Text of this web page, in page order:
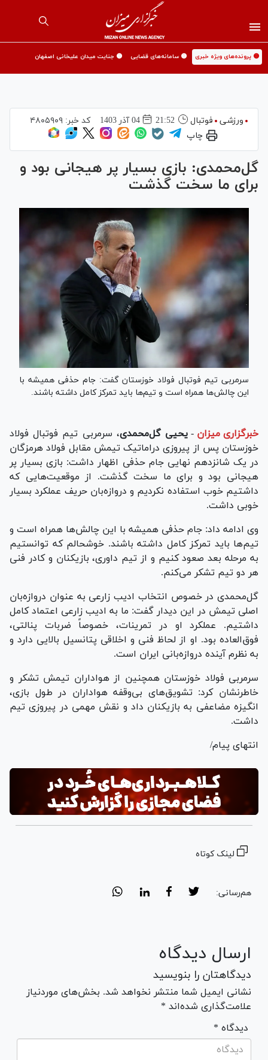
🟡 پرونده‌های ویژه خبری 🟡 سامانه‌های قضایی 🟡 جنایت میدان علیخانی اصفهان
ورزشی فوتبال 21:52 04 آذر 1403 کد خبر: ۴۸۰۵۹۰۹
چاپ
گل‌محمدی: بازی بسیار پر هیجانی بود و
برای ما سخت گذشت
سرمربی تیم فوتبال فولاد خوزستان گفت: جام حذفی همیشه با
این چالش‌ها همراه است و تیم‌ها باید تمرکز کامل داشته باشند.
خبرگزاری میزان - یحیی گل‌محمدی، سرمربی تیم فوتبال فولاد
خوزستان پس از پیروزی دراماتیک تیمش مقابل فولاد هرمزگان
در یک شانزدهم نهایی جام حذفی اظهار داشت: بازی بسیار پر
هیجانی بود و برای ما سخت گذشت. از موقعیت‌هایی که
داشتیم خوب استفاده نکردیم و دروازه‌بان حریف عملکرد بسیار
خوبی داشت.
وی ادامه داد: جام حذفی همیشه با این چالش‌ها همراه است و
تیم‌ها باید تمرکز کامل داشته باشند. خوشحالم که توانستیم
به مرحله بعد صعود کنیم و از تیم داوری، بازیکنان و کادر فنی
هر دو تیم تشکر می‌کنم.
گل‌محمدی در خصوص انتخاب ادیب زارعی به عنوان دروازه‌بان
اصلی تیمش در این دیدار گفت: ما به ادیب زارعی اعتماد کامل
داشتیم. عملکرد او در تمرینات، خصوصاً ضربات پنالتی،
فوق‌العاده بود. او از لحاظ فنی و اخلاقی پتانسیل بالایی دارد و
به نظرم آینده دروازه‌بانی ایران است.
سرمربی فولاد خوزستان همچنین از هواداران تیمش تشکر و
خاطرنشان کرد: تشویق‌های بی‌وقفه هواداران در طول بازی،
انگیزه مضاعفی به بازیکنان داد و نقش مهمی در پیروزی تیم
داشت.
انتهای پیام/
لینک کوتاه
هم‌رسانی:
ارسال دیدگاه
دیدگاهتان را بنویسید
نشانی ایمیل شما منتشر نخواهد شد. بخش‌های موردنیاز
علامت‌گذاری شده‌اند *
* دیدگاه